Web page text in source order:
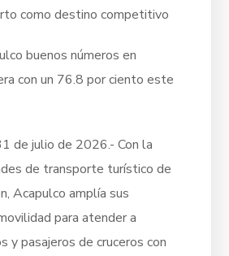
como destino competitivo
buenos números en
con un 76.8 por ciento este
de julio de 2026.- Con la
de transporte turístico de
Acapulco amplía sus
para atender a
y pasajeros de cruceros con